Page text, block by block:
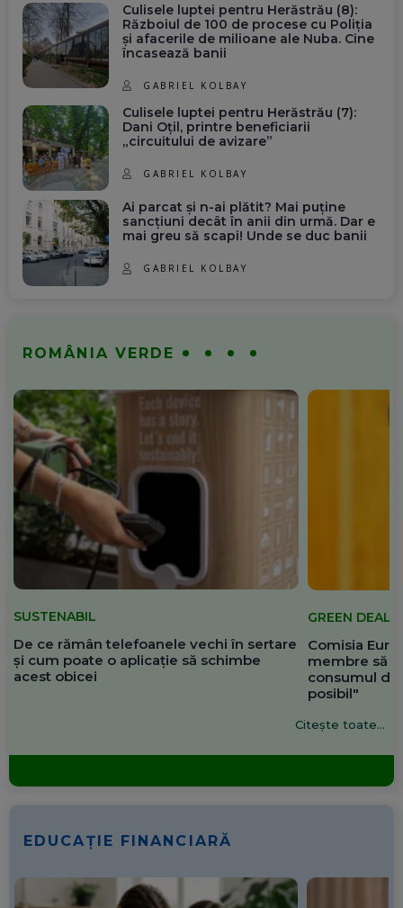
Culisele luptei pentru Herăstrău (8):
Războiul de 100 de procese cu Poliția
și afacerile de milioane ale Nuba. Cine
încasează banii
GABRIEL KOLBAY
Culisele luptei pentru Herăstrău (7):
Dani Oțil, printre beneficiarii
„circuitului de avizare”
GABRIEL KOLBAY
Ai parcat și n-ai plătit? Mai puține
sancțiuni decât în anii din urmă. Dar e
mai greu să scapi! Unde se duc banii
GABRIEL KOLBAY
ROMÂNIA VERDE
SUSTENABIL
De ce rămân telefoanele vechi în sertare
și cum poate o aplicație să schimbe
acest obicei
GREEN DEAL
Comisia
membre să
consumul de
posibil"
Citește toate...
EDUCAȚIE FINANCIARĂ